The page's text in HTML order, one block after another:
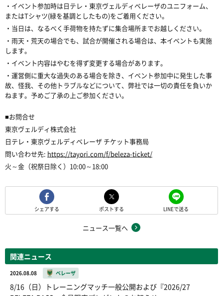
・イベント参加時は日テレ・東京ヴェルディベレーザのユニフォーム、
またはTシャツ(緑を基調としたもの)をご着用ください。
・当日は、なるべく手荷物を持たずに集合場所までお越しください。
・雨天・荒天の場合でも、試合が開催される場合は、本イベントも実施
します。
・イベント内容はやむを得ず変更する場合があります。
・運営側に重大な過失のある場合を除き、イベント参加中に発生した事
故、怪我、その他トラブルなどについて、弊社では一切の責任を負いか
ねます。予めご了承の上ご参加ください。
■お問合せ
東京ヴェルディ株式会社
日テレ・東京ヴェルディベレーザ チケット事務局
問い合わせ先: https://tayori.com/f/beleza-ticket/
火～金（祝祭日除く）10:00～18:00
シェアする ポストする LINEで送る
ニュース一覧へ
関連ニュース
2026.08.08 ベレーザ
8/16（日）トレーニングマッチ一般公開および『2026/27